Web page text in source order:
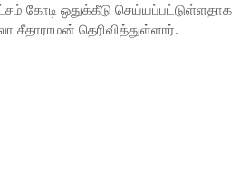
கோடி ஒதுக்கீடு செய்யப்பட்டுள்ளதாக
சீதாராமன் தெரிவித்துள்ளார்.